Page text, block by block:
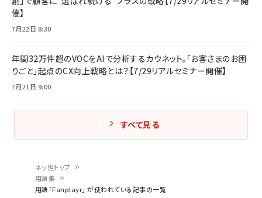
ネッ担トップ
用語集
用語「Fanplayr」 が使われている記事の一覧
催】
7月22日 8:30
年間32万件超のVOCをAIで分析するカウネット。「お客さまのお困
りごと」起点のCX向上戦略とは？【7/29リアルセミナー開催】
7月21日 9:00
すべて見る